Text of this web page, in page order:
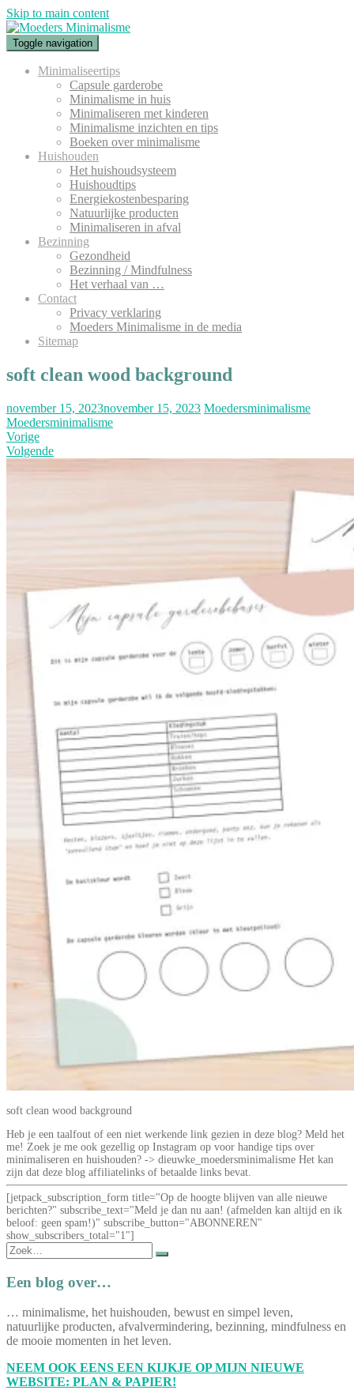
Skip to main content
Toggle navigation
Minimaliseertips
Capsule garderobe
Minimalisme in huis
Minimaliseren met kinderen
Minimalisme inzichten en tips
Boeken over minimalisme
Huishouden
Het huishoudsysteem
Huishoudtips
Energiekostenbesparing
Natuurlijke producten
Minimaliseren in afval
Bezinning
Gezondheid
Bezinning / Mindfulness
Het verhaal van …
Contact
Privacy verklaring
Moeders Minimalisme in de media
Sitemap
soft clean wood background
november 15, 2023november 15, 2023 Moedersminimalisme
Moedersminimalisme
Vorige
Volgende
soft clean wood background
Heb je een taalfout of een niet werkende link gezien in deze blog? Meld het
me! Zoek je me ook gezellig op Instagram op voor handige tips over
minimaliseren en huishouden? -> dieuwke_moedersminimalisme Het kan
zijn dat deze blog affiliatelinks of betaalde links bevat.
[jetpack_subscription_form title="Op de hoogte blijven van alle nieuwe
berichten?" subscribe_text="Meld je dan nu aan! (afmelden kan altijd en ik
beloof: geen spam!)" subscribe_button="ABONNEREN"
show_subscribers_total="1"]
Zoek
naar:
Een blog over…
… minimalisme, het huishouden, bewust en simpel leven,
natuurlijke producten, afvalvermindering, bezinning, mindfulness en
de mooie momenten in het leven.
NEEM OOK EENS EEN KIJKJE OP MIJN NIEUWE
WEBSITE: PLAN & PAPIER!